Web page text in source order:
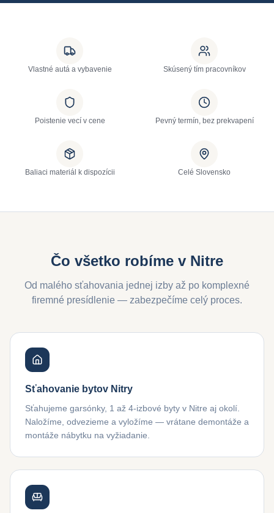
Vlastné autá a vybavenie Skúsený tím pracovníkov
Poistenie vecí v cene Pevný termín, bez prekvapení
Baliaci materiál k dispozícii Celé Slovensko
Čo všetko robíme v Nitre
Od malého sťahovania jednej izby až po komplexné
firemné presídlenie — zabezpečíme celý proces.
Sťahovanie bytov Nitry
Sťahujeme garsónky, 1 až 4-izbové byty v Nitre aj okolí.
Naložíme, odvezieme a vyložíme — vrátane demontáže a
montáže nábytku na vyžiadanie.